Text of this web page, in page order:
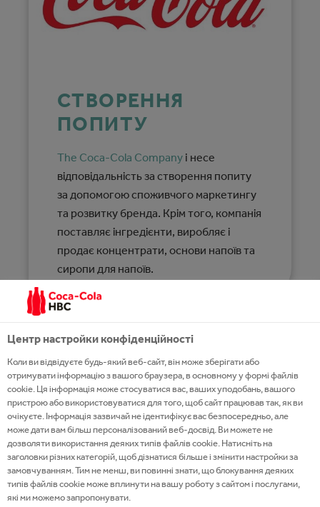
СТВОРЕННЯ
ПОПИТУ
The Coca‑Cola Company i несе
відповідальність за створення попиту
за допомогою споживчого маркетингу
та розвитку бренда. Крім того, компанія
поставляє інгредієнти, виробляє і
продає концентрати, основи напоїв та
сиропи для напоїв.
Центр настройки конфіденційності
Коли ви відвідуєте будь-який веб-сайт, він може зберігати або
отримувати інформацію з вашого браузера, в основному у формі файлів
cookie. Ця інформація може стосуватися вас, ваших уподобань, вашого
пристрою або використовуватися для того, щоб сайт працював так, як ви
очікуєте. Інформація зазвичай не ідентифікує вас безпосередньо, але
може дати вам більш персоналізований веб-досвід. Ви можете не
дозволяти використання деяких типів файлів cookie. Натисніть на
заголовки різних категорій, щоб дізнатися більше і змінити настройки за
замовчуванням. Тим не менш, ви повинні знати, що блокування деяких
типів файлів cookie може вплинути на вашу роботу з сайтом і послугами,
які ми можемо запропонувати.